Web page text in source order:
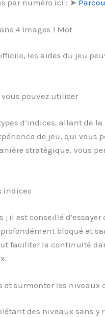
par numéro ici : ➤
4 Images 1 Mot
les aides du jeu
pouvez utiliser
d’indices, allant de
de jeu, qui vous
stratégique, vous
indices
il est conseillé
bloqué et
faciliter la continuité
et surmonter les niveaux
des niveaux sans